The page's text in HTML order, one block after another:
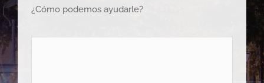
¿Cómo podemos ayudarle?